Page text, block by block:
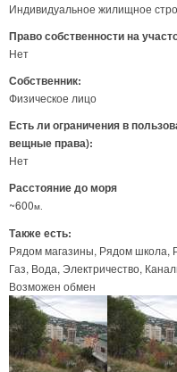
Индивидуальное жилищное
Право собственности на
Нет
Собственник:
Физическое лицо
Есть ли ограничения в
вещные права):
Нет
Расстояние до моря
~600м.
Также есть:
Рядом магазины Рядом школа
Газ Вода Электричество
Возможен обмен